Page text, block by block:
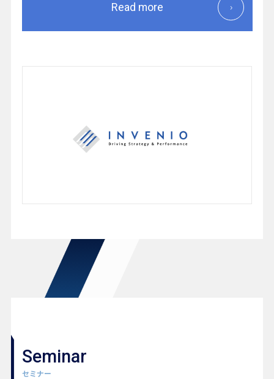
Read more
Seminar
セミナー